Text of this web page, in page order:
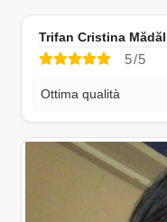
Trifan Cristina
5/5
Ottima qualità